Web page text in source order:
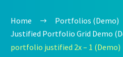
Home
Portfolios (Demo)
Justified Portfolio Grid Demo
portfolio justified 2x – 1 (Demo)